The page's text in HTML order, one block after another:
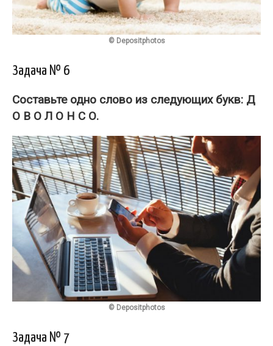
© Depositphotos
Задача № 6
Составьте одно слово из следующих букв: Д
О В О Л О Н С О.
© Depositphotos
Задача № 7